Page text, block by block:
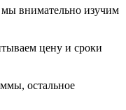
внимательно изучим
цену и сроки
остальное